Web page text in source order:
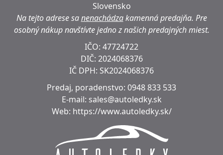
Slovensko
Na tejto adrese sanenachádzakamenná predajňa. Pre
osobný nákup navštívte jedno z našich predajných miest.
IČO: 47724722
DIČ: 2024068376
IČ DPH: SK2024068376
Predaj, poradenstvo: 0948 833 533
E-mail: sales@autoledky.sk
Web: https://www.autoledky.sk/